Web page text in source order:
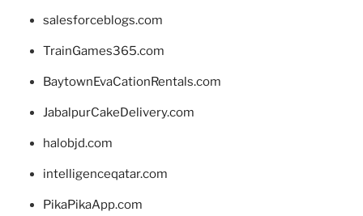
salesforceblogs.com
TrainGames365.com
BaytownEvaCationRentals.com
JabalpurCakeDelivery.com
halobjd.com
intelligenceqatar.com
PikaPikaApp.com